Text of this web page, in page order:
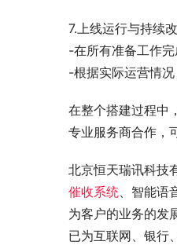
7.上线运行与持续改
-在所有准备工作
-根据实际运营情
在整个搭建过程中
专业服务商合作，
北京恒天瑞讯科技
催收系统、智能语
为客户的业务的发
已为互联网、银行